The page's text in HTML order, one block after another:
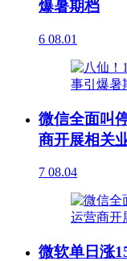
爆暑期档
6 08.01
微信全面叫
商开展相关
7 08.04
微软单日涨